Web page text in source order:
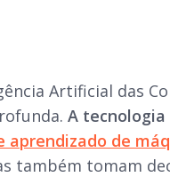
Artificial das
A
aprendizado de
também tomam